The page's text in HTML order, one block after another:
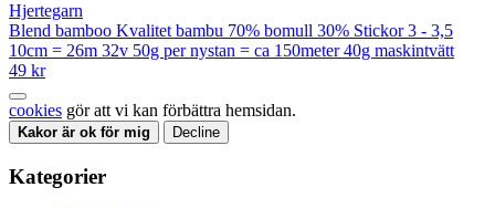
Hjertegarn
Blend bamboo Kvalitet bambu 70% bomull 30% Stickor 3 - 3,5
10cm = 26m 32v 50g per nystan = ca 150meter 40g maskintvätt
49 kr
cookies gör att vi kan förbättra hemsidan.
Kakor är ok för mig Decline
Kategorier